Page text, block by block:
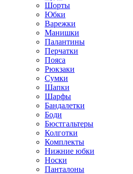
Шорты
Юбки
Варежки
Манишки
Палантины
Перчатки
Пояса
Рюкзаки
Сумки
Шапки
Шарфы
Бандалетки
Боди
Бюстгальтеры
Колготки
Комплекты
Нижние юбки
Носки
Панталоны